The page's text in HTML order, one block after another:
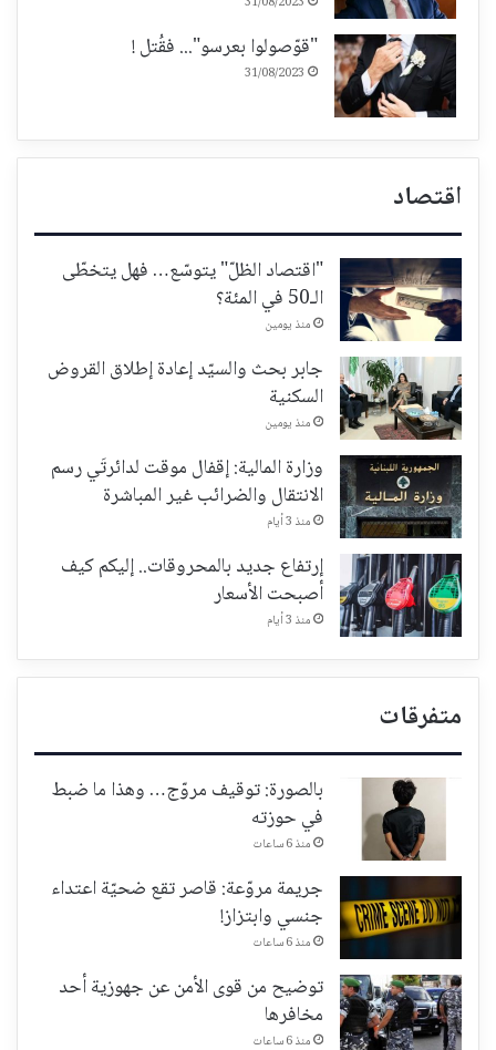
"قوّصولوا بعرسو"... فقُتل !
31/08/2023
اقتصاد
"اقتصاد الظلّ" يتوسّع… فهل يتخطّى
الـ50 في المئة؟
منذ يومين
جابر بحث والسيّد إعادة إطلاق القروض
السكنية
منذ يومين
وزارة المالية: إقفال موقت لدائرتَي رسم
الانتقال والضرائب غير المباشرة
منذ 3 أيام
إرتفاع جديد بالمحروقات.. إليكم كيف
أصبحت الأسعار
منذ 3 أيام
متفرقات
بالصورة: توقيف مروّج… وهذا ما ضبط
في حوزته
منذ 6 ساعات
جريمة مروّعة: قاصر تقع ضحيّة اعتداء
جنسي وابتزاز!
منذ 6 ساعات
توضيح من قوى الأمن عن جهوزية أحد
مخافرها
منذ 6 ساعات